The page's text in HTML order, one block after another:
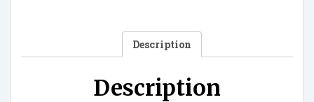
Description
Description